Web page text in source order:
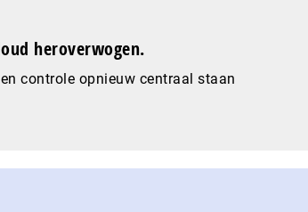
heroverwogen.
controle opnieuw centraal staan